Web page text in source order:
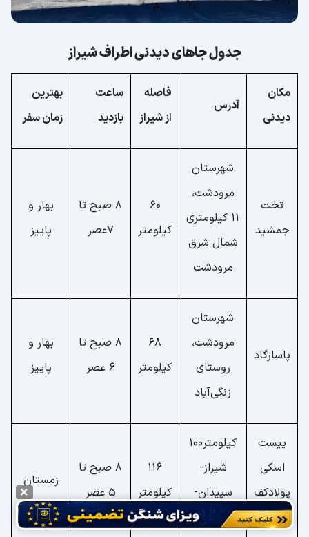
جدول جاهای دیدنی اطراف شیراز
مکان
دیدنی
آدرس
فاصله
از شیراز
ساعت
بازدید
بهترین
زمان سفر
تخت
جمشید
شهرستان
مرودشت،
11 کیلومتری
شمال شرق
مرودشت
60
کیلومتر
8 صبح تا
7عصر
بهار و
پاییز
پاسارگاد
شهرستان
مرودشت،
روستای
زنگی‌آباد
68
کیلومتر
8 صبح تا
6 عصر
بهار و
پاییز
پیست
اسکی
پولادکف
سپیدان
کیلومتر۱۰۰
شیراز-
سپیدان-
مارگون
116
کیلومتر
8 صبح تا
5 عصر
زمستان